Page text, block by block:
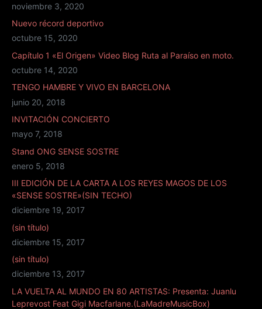
noviembre 3, 2020
Nuevo récord deportivo
octubre 15, 2020
Capítulo 1 «El Origen» Video Blog Ruta al Paraíso en moto.
octubre 14, 2020
TENGO HAMBRE Y VIVO EN BARCELONA
junio 20, 2018
INVITACIÓN CONCIERTO
mayo 7, 2018
Stand ONG SENSE SOSTRE
enero 5, 2018
III EDICIÓN DE LA CARTA A LOS REYES MAGOS DE LOS
«SENSE SOSTRE»(SIN TECHO)
diciembre 19, 2017
(sin título)
diciembre 15, 2017
(sin título)
diciembre 13, 2017
LA VUELTA AL MUNDO EN 80 ARTISTAS: Presenta: Juanlu
Leprevost Feat Gigi Macfarlane.(LaMadreMusicBox)